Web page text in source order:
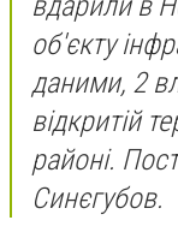
об'єкту
даними, 2
відкритій
районі.
Синєгубов.